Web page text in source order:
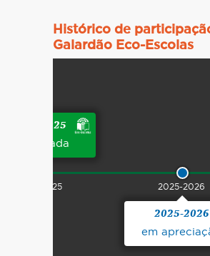
Histórico de
Galardão Eco-Escolas
2024-2025
2024-2025
galardoada
2025-2026
2025-2026
em